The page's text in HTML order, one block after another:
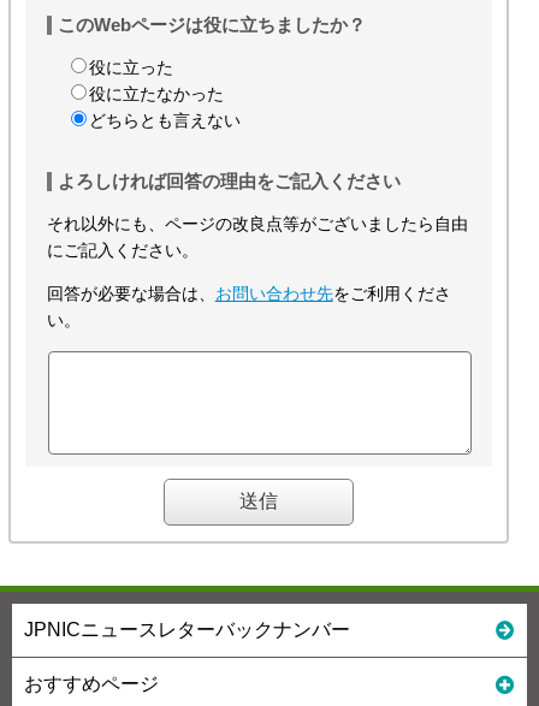
このWebページは役に立ちましたか？
役に立った
役に立たなかった
どちらとも言えない
よろしければ回答の理由をご記入ください
それ以外にも、ページの改良点等がございましたら自由
にご記入ください。
回答が必要な場合は、 お問い合わせ先をご利用くださ
い。
JPNICニュースレターバックナンバー
おすすめページ